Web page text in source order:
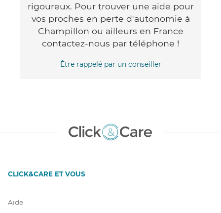
rigoureux. Pour trouver une aide pour
vos proches en perte d'autonomie à
Champillon ou ailleurs en France
contactez-nous par téléphone !
Être rappelé par un conseiller
CLICK&CARE ET VOUS
Aide